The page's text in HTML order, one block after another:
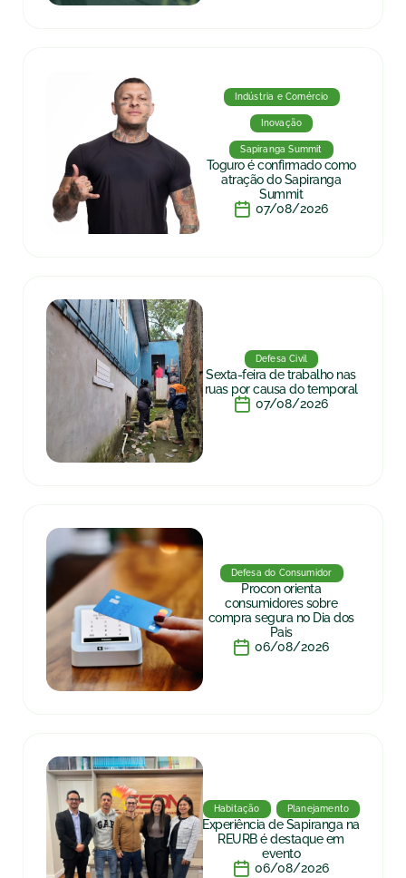
Indústria e Comércio
Inovação
Sapiranga Summit
Toguro é confirmado como
atração do Sapiranga
Summit
07/08/2026
Defesa Civil
Sexta-feira de trabalho nas
ruas por causa do temporal
07/08/2026
Defesa do Consumidor
Procon orienta
consumidores sobre
compra segura no Dia dos
Pais
06/08/2026
Habitação Planejamento
Experiência de Sapiranga na
REURB é destaque em
evento
06/08/2026